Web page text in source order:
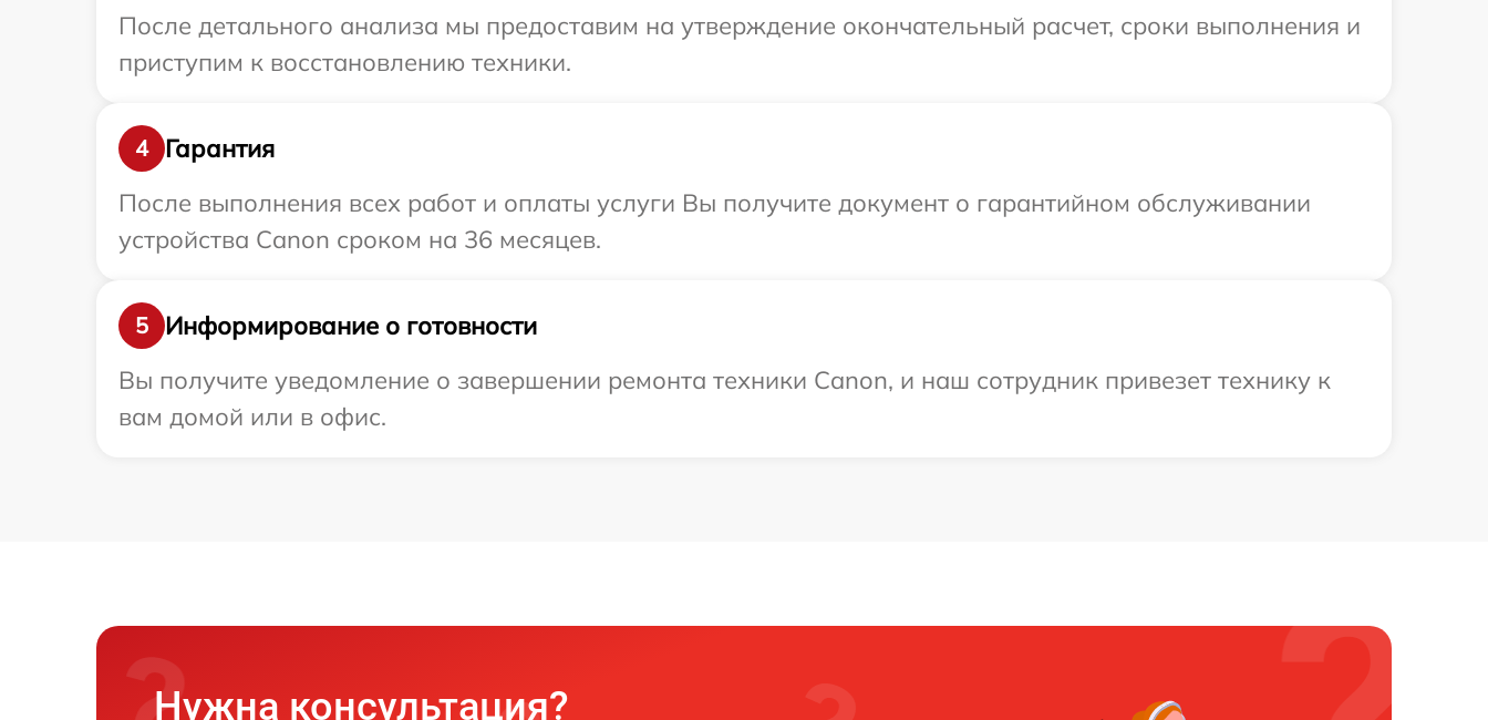
После детального анализа мы предоставим на утверждение окончательный расчет, сроки выполнения и
приступим к восстановлению техники.
4
Гарантия
После выполнения всех работ и оплаты услуги Вы получите документ о гарантийном обслуживании
устройства Canon сроком на 36 месяцев.
5
Информирование о готовности
Вы получите уведомление о завершении ремонта техники Canon, и наш сотрудник привезет технику к
вам домой или в офис.
Нужна консультация?